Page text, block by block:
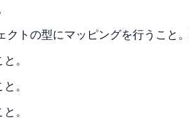
トの型にマッピングを行うこと
。
。
。